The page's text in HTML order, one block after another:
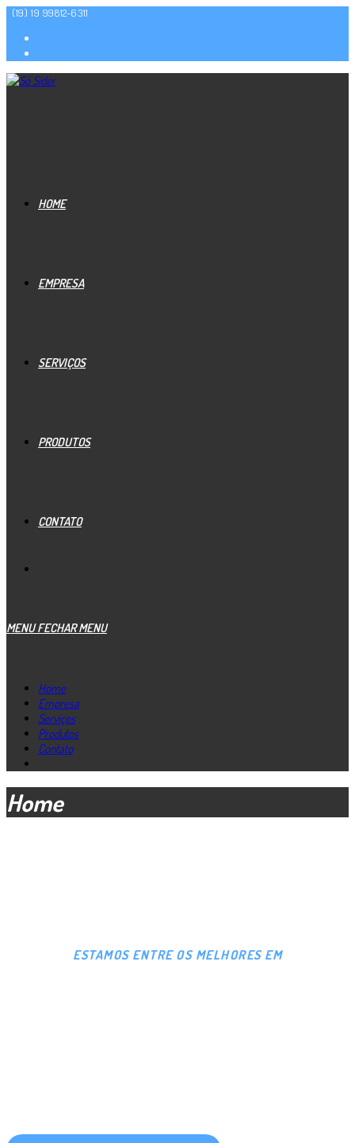
(19) 19 99812-6311
HOME
EMPRESA
SERVIÇOS
PRODUTOS
CONTATO
MENU FECHAR MENU
Home
Empresa
Serviços
Produtos
Contato
Home
ESTAMOS ENTRE OS MELHORES EM